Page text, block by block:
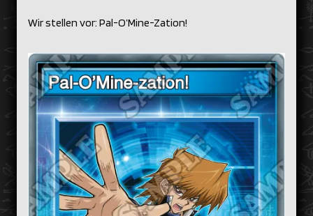
Wir stellen vor: Pal-O’Mine-Zation!